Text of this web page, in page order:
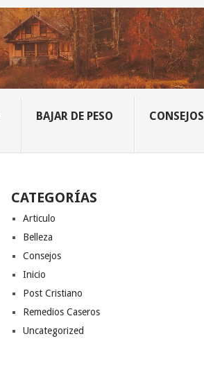
BAJAR DE PESO CONSEJOS
CATEGORÍAS
Articulo
Belleza
Consejos
Inicio
Post Cristiano
Remedios Caseros
Uncategorized